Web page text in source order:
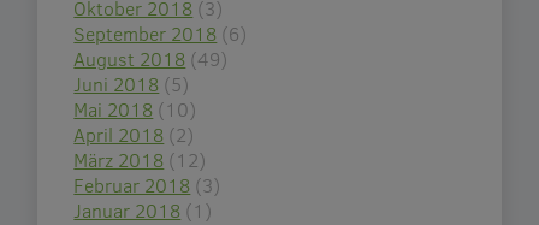
Oktober 2018 (3)
September 2018 (6)
August 2018 (49)
Juni 2018 (5)
Mai 2018 (10)
April 2018 (2)
März 2018 (12)
Februar 2018 (3)
Januar 2018 (1)